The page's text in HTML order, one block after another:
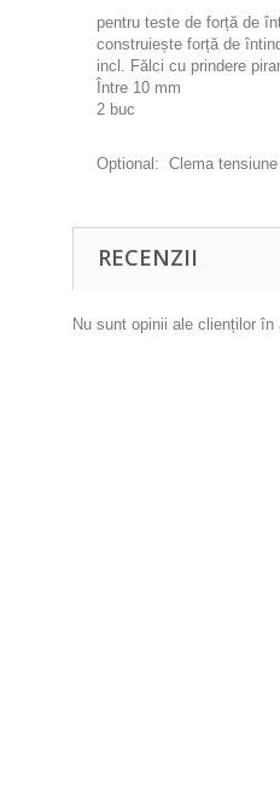
pentru teste de forță de
construiește forță de
incl. Fălci cu prindere
Între 10 mm
2 buc
Optional: Clema
RECENZII
Nu sunt opinii ale clienților în